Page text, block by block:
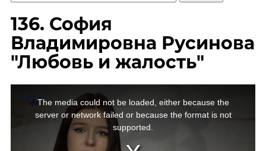
136. София
Владимировна Русинова
"Любовь и жалость"
The media could not be loaded, either because the
server or network failed or because the format is not
supported.